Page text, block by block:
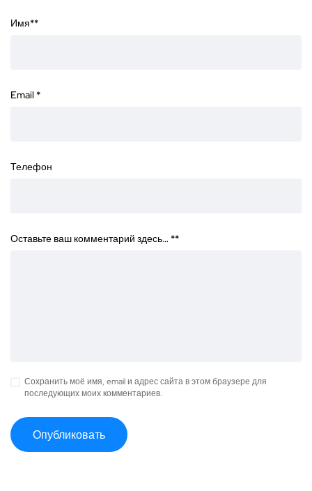
Имя**
Email *
Телефон
Оставьте ваш комментарий здесь… **
Сохранить моё имя, email и адрес сайта в этом браузере для
последующих моих комментариев.